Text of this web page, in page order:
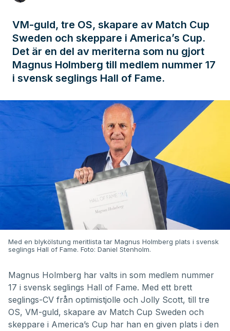
VM-guld, tre OS, skapare av Match Cup
Sweden och skeppare i America’s Cup.
Det är en del av meriterna som nu gjort
Magnus Holmberg till medlem nummer 17
i svensk seglings Hall of Fame.
Med en blykölstung meritlista tar Magnus Holmberg plats i svensk
seglings Hall of Fame. Foto: Daniel Stenholm.
Magnus Holmberg har valts in som medlem nummer
17 i svensk seglings Hall of Fame. Med ett brett
seglings-CV från optimistjolle och Jolly Scott, till tre
OS, VM-guld, skapare av Match Cup Sweden och
skeppare i America’s Cup har han en given plats i den